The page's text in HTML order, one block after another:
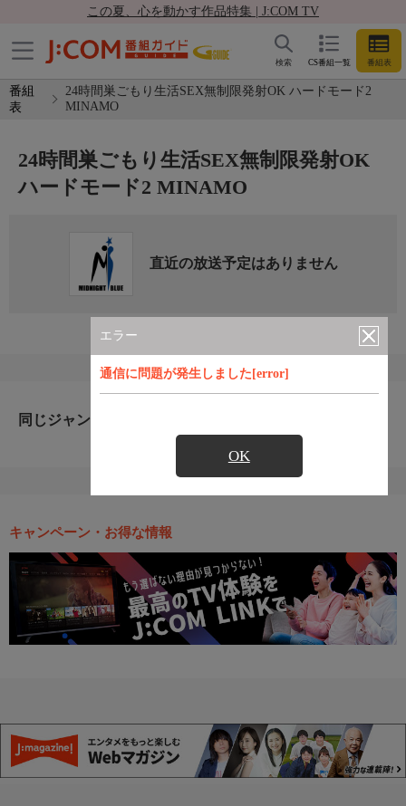
この夏、心を動かす作品特集 | J:COM TV
CS番組一覧 番組表
検索
番組
表
24時間巣ごもり生活SEX無制限発射OK ハードモード2
MINAMO
エラー
通信に問題が発生しました[error]
OK
24時間巣ごもり生活SEX無制限発射OK
ハードモード2 MINAMO
直近の放送予定はありません
同じジャンルのおすすめ番組
キャンペーン・お得な情報